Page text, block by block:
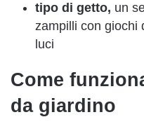
tipo di getto, un
zampilli con giochi
luci
Come
da giardino